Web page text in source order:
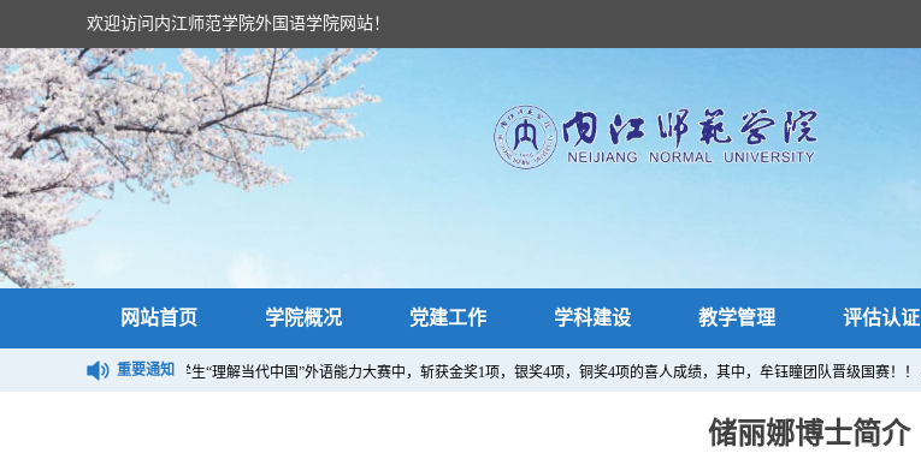
欢迎访问内江师范学院外国语学院网站！
网站首页 学院概况 党建工作 学科建设 教学管理 评估认证
重要通知
外研社·国才杯”四川省大学生“理解当代中国”外语能力大赛中，斩获金奖1项，银奖4项，铜奖4项的喜人成绩，其中，牟钰瞳团队晋级国赛！！！
储丽娜博士简介